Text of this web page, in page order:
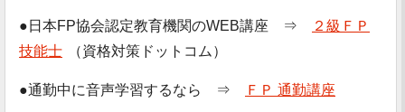
●日本FP協会認定教育機関のWEB講座 ⇒
２級ＦＰ
技能士
（資格対策ドットコム）
●通勤中に音声学習するなら ⇒ ＦＰ 通勤講座